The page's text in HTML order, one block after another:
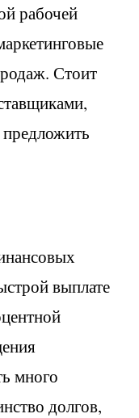
рабочей
Стоит
выплате
много
долгов,